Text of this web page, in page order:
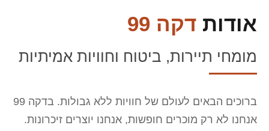
אודות דקה 99
מומחי תיירות, ביטוח וחוויות אמיתיות
ברוכים הבאים לעולם של חוויות ללא גבולות. בדקה 99
אנחנו לא רק מוכרים חופשות, אנחנו יוצרים זיכרונות.